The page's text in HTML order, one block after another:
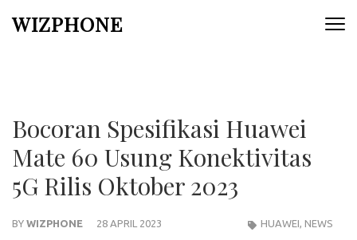
WIZPHONE
Bocoran Spesifikasi Huawei
Mate 60 Usung Konektivitas
5G Rilis Oktober 2023
BY WIZPHONE 28 APRIL 2023 HUAWEI, NEWS